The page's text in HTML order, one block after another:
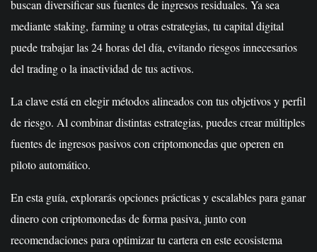
buscan diversificar sus fuentes de ingresos residuales. Ya sea
mediante staking, farming u otras estrategias, tu capital digital
puede trabajar las 24 horas del día, evitando riesgos innecesarios
del trading o la inactividad de tus activos.
La clave está en elegir métodos alineados con tus objetivos y perfil
de riesgo. Al combinar distintas estrategias, puedes crear múltiples
fuentes de ingresos pasivos con criptomonedas que operen en
piloto automático.
En esta guía, explorarás opciones prácticas y escalables para ganar
dinero con criptomonedas de forma pasiva, junto con
recomendaciones para optimizar tu cartera en este ecosistema